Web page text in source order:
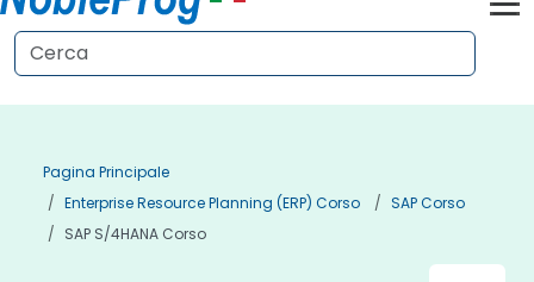
Pagina Principale
Enterprise Resource Planning (ERP) Corso
SAP Corso
SAP S/4HANA Corso